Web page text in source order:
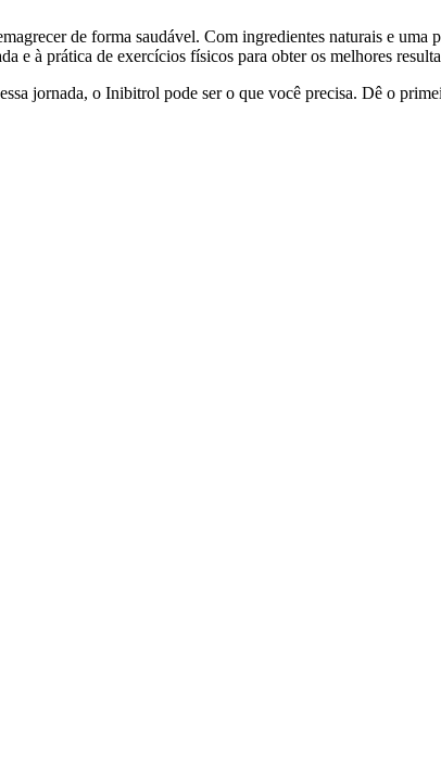
de forma saudável. Com ingredientes naturais e uma
e à prática de exercícios físicos para obter os melhores
jornada, o Inibitrol pode ser o que você precisa. Dê o